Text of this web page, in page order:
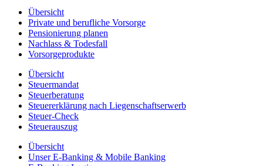
Übersicht
Private und berufliche Vorsorge
Pensionierung planen
Nachlass & Todesfall
Vorsorgeprodukte
Übersicht
Steuermandat
Steuerberatung
Steuererklärung nach Liegenschaftserwerb
Steuer-Check
Steuerauszug
Übersicht
Unser E-Banking & Mobile Banking